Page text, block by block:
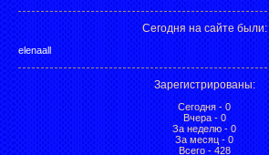
Сегодня на сайте были:
elenaall
Зарегистрированы:
Сегодня - 0
Вчера - 0
За неделю - 0
За месяц - 0
Всего - 428